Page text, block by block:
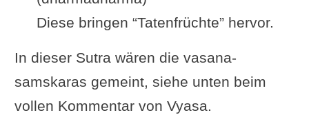
Diese bringen “Tatenfrüchte” hervor.
In dieser Sutra wären die vasana-
samskaras gemeint, siehe unten beim
vollen Kommentar von Vyasa.